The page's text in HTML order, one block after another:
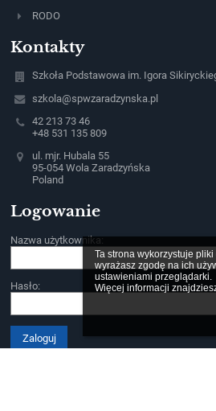
Ta strona wykorzystuje
wyrażasz zgodę na ich
ustawieniami przeglądarki.
Więcej informacji
RODO
Kontakty
Szkoła Podstawowa im. Igora
szkola@spwzaradzynska.pl
42 213 73 46
+48 531 135 809
ul. mjr. Hubala 55
95-054 Wola Zaradzyńska
Poland
Logowanie
Nazwa użytkownika:
Hasło: